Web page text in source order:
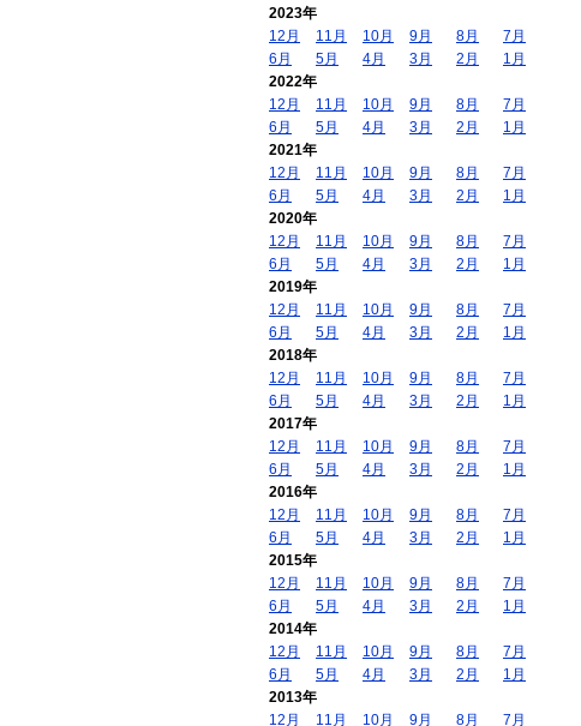
2023年
12月
11月 10月 9月 8月
7月
6月
5月 4月 3月 2月
1月
2022年
12月
11月 10月 9月 8月
7月
6月
5月 4月 3月 2月
1月
2021年
12月
11月 10月 9月 8月
7月
6月
5月 4月 3月 2月
1月
2020年
12月
11月 10月 9月 8月
7月
6月
5月 4月 3月 2月
1月
2019年
12月
11月 10月 9月 8月
7月
6月
5月 4月 3月 2月
1月
2018年
12月
11月 10月 9月 8月
7月
6月
5月 4月 3月 2月
1月
2017年
12月
11月 10月 9月 8月
7月
6月
5月 4月 3月 2月
1月
2016年
12月
11月 10月 9月 8月
7月
6月
5月 4月 3月 2月
1月
2015年
12月
11月 10月 9月 8月
7月
6月
5月 4月 3月 2月
1月
2014年
12月
11月 10月 9月 8月
7月
6月
5月 4月 3月 2月
1月
2013年
12月
11月 10月 9月 8月 7月